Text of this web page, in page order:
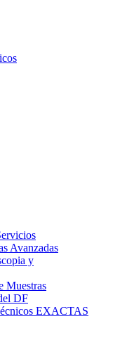
Avanzadas
y
Muestras
DF
EXACTAS